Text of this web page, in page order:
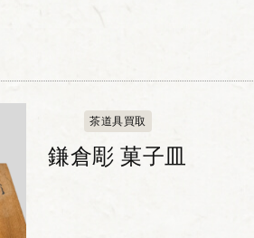
茶道具買取
鎌倉彫 菓子皿